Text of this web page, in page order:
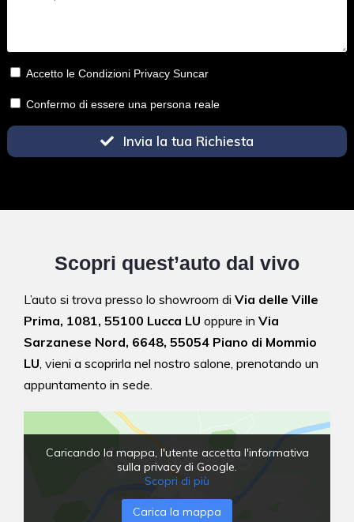
Accetto le Condizioni Privacy Suncar
Confermo di essere una persona reale
Invia la tua Richiesta
Scopri quest’auto dal vivo
L’auto si trova presso lo showroom di Via delle Ville
Prima, 1081, 55100 Lucca LU oppure in Via
Sarzanese Nord, 6648, 55054 Piano di Mommio
LU vieni a scoprirla nel nostro salone, prenotando un
appuntamento in sede.
Caricando la mappa, l'utente accetta l'informativa
sulla privacy di Google.
Scopri di più
Carica la mappa